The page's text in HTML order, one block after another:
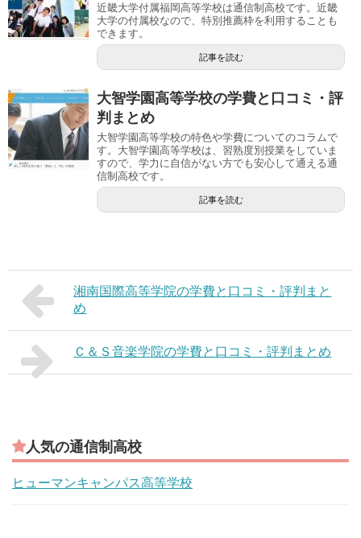
近畿大学付属福岡高等学校は通信制高校です。近畿
大学の付属校なので、特別推薦枠を利用することも
できます。
記事を読む
大智学園高等学校の学費と口コミ・評
判まとめ
大智学園高等学校の特色や学費についてのコラムで
す。大智学園高等学校は、習熟度別授業をしていま
すので、学力に自信がない方でも安心して通える通
信制高校です。
記事を読む
湘南国際高等学院の学費と口コミ・評判まと
め
Ｃ＆Ｓ音楽学院の学費と口コミ・評判まとめ
人気の通信制高校
ヒューマンキャンパス高等学校